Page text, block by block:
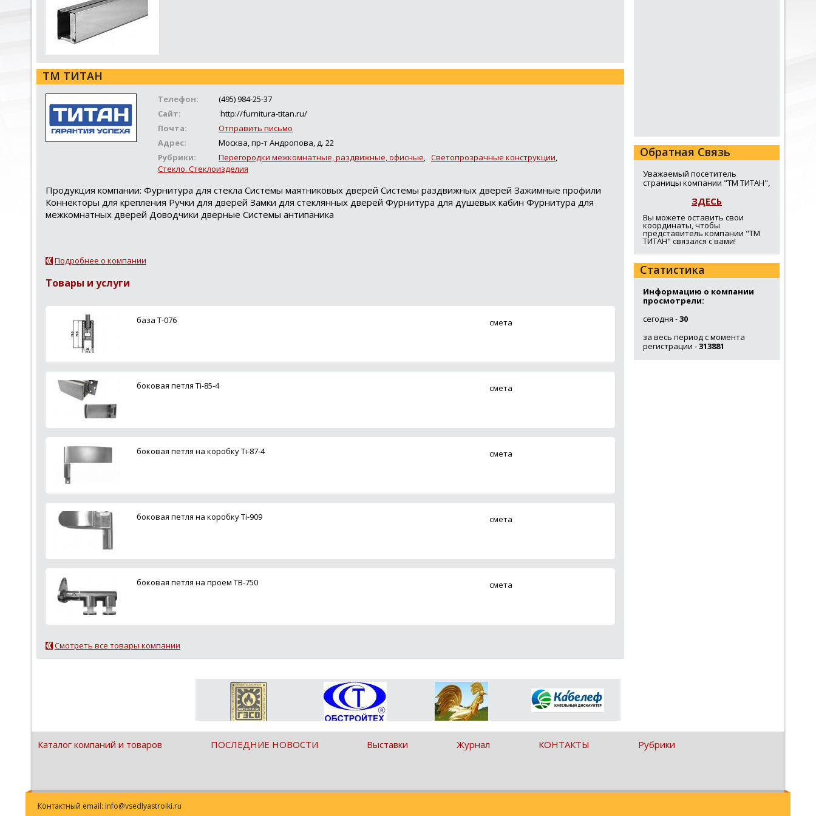
ТМ ТИТАН
Телефон:
(495) 984-25-37
Сайт:
http://furnitura-titan.ru/
Почта:
Отправить письмо
Адрес:
Москва, пр-т Андропова, д. 22
Рубрики:
Перегородки межкомнатные, раздвижные, офисные, Светопрозрачные конструкции,
Стекло. Стеклоизделия
Продукция компании: Фурнитура для стекла Системы маятниковых дверей Системы раздвижных дверей Зажимные профили
Коннекторы для крепления Ручки для дверей Замки для стеклянных дверей Фурнитура для душевых кабин Фурнитура для
межкомнатных дверей Доводчики дверные Системы антипаника
Подробнее о компании
Товары и услуги
база Т-076 смета
боковая петля Ti-85-4 смета
боковая петля на коробку Ti-87-4 смета
боковая петля на коробку Ti-909 смета
боковая петля на проем ТВ-750 смета
Смотреть все товары компании
Обратная Связь
Уважаемый посетитель
страницы компании "ТМ ТИТАН",
ЗДЕСЬ
Вы можете оставить свои
координаты, чтобы
представитель компании "ТМ
ТИТАН" связался с вами!
Статистика
Информацию о компании
просмотрели:
сегодня -30
за весь период с момента
регистрации -313881
Каталог компаний и товаров ПОСЛЕДНИЕ НОВОСТИ Выставки Журнал КОНТАКТЫ Рубрики
Контактный email: info@vsedlyastroiki.ru